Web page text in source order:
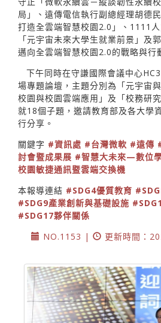
局」、遠傳電信執行副總經理胡德
打造全雲端智慧校園2.0」、1111
「元宇宙未來大學生就業前景」及
邁向全雲端智慧校園2.0的戰略與行
下午同時在守謙國際會議中心
場專題論壇，主題分別為「元宇宙
校園與校園雲端應用」及「校務研
就18個子題，邀請教育部及各大學
行分享。
關鍵字 #資訊處 #台灣微軟 #遠傳
討會暨成果展 #智慧大未來—數位
校園敏捷通訊暨雲端交換機
本報導連結 #SDG4優質教育
#SDG9產業創新與基礎設施
#SDG17夥伴關係
NO.1153 |
更新時間：